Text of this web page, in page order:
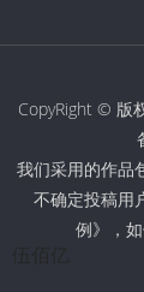
CopyRight © 版
我们采用的作品
不确定投稿用
例》，